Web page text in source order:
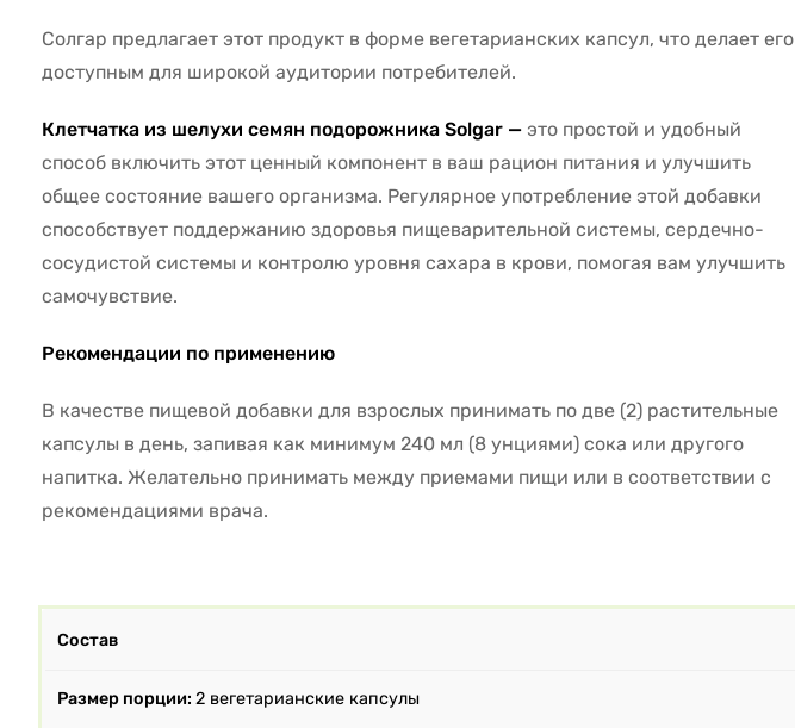
Солгар предлагает этот продукт в форме вегетарианских капсул, что делает его
доступным для широкой аудитории потребителей.
Клетчатка из шелухи семян подорожника Solgar — это простой и удобный
способ включить этот ценный компонент в ваш рацион питания и улучшить
общее состояние вашего организма. Регулярное употребление этой добавки
способствует поддержанию здоровья пищеварительной системы, сердечно-
сосудистой системы и контролю уровня сахара в крови, помогая вам улучшить
самочувствие.
Рекомендации по применению
В качестве пищевой добавки для взрослых принимать по две (2) растительные
капсулы в день, запивая как минимум 240 мл (8 унциями) сока или другого
напитка. Желательно принимать между приемами пищи или в соответствии с
рекомендациями врача.
Состав
Размер порции: 2 вегетарианские капсулы